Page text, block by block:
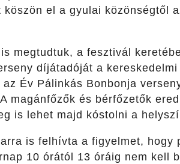
el a gyulai közönségtől
megtudtuk, a fesztivál
díjátadóját a
Év Pálinkás Bonbonja
magánfőzők és bérfőzetők
is lehet majd kóstolni a
arra is felhívta a figyelmet, hogy
10 órától 13 óráig nem kell